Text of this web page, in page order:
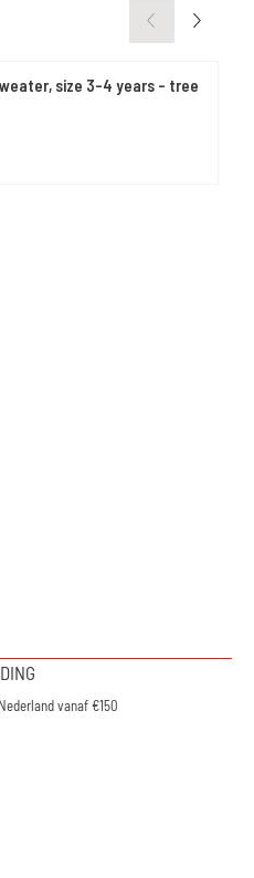
size 3-4 years - tree
vanaf €150